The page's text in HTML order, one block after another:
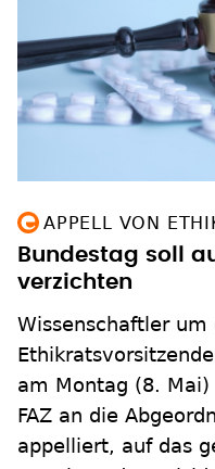
APPELL VON
Bundestag soll
verzichten
Wissenschaftler um
am Montag (8.
FAZ an die
appelliert, auf das